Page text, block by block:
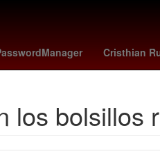
Cristhian
Sydney Sweeney Lenia Batres
los bolsillos